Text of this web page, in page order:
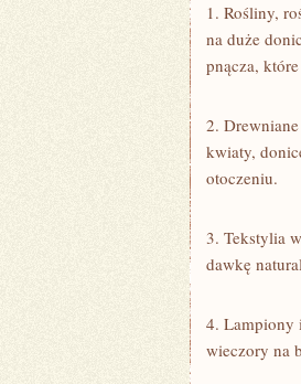
1. Rośliny,
na duże
pnącza,
2.
kwiaty,
otoczeniu.
3. Tekstylia
‍dawkę
4. Lampiony⁤
wieczory na